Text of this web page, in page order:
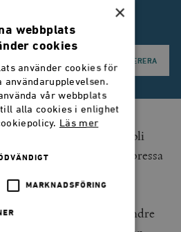
att Kuba riskerar att bli
att USA försöker pressa
ekonomiska och
stabilt än Venezuela
snabb förändring är mindre
×
webbplats
cookies
använder cookies för
användarupplevelsen.
vår webbplats
alla cookies i enlighet
Läs mer
MARKNADSFÖRING